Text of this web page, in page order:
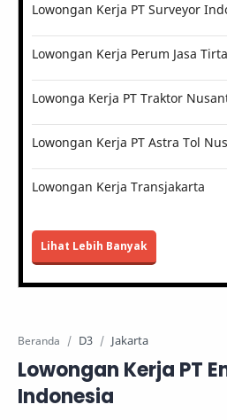
Lowongan Kerja PT Surveyor
Lowongan Kerja Perum Jasa
Lowonga Kerja PT Traktor
Lowongan Kerja PT Astra Tol
Lowongan Kerja Transjakarta
Lihat Lebih Banyak
Beranda D3 Jakarta
Lowongan Kerja PT
Indonesia